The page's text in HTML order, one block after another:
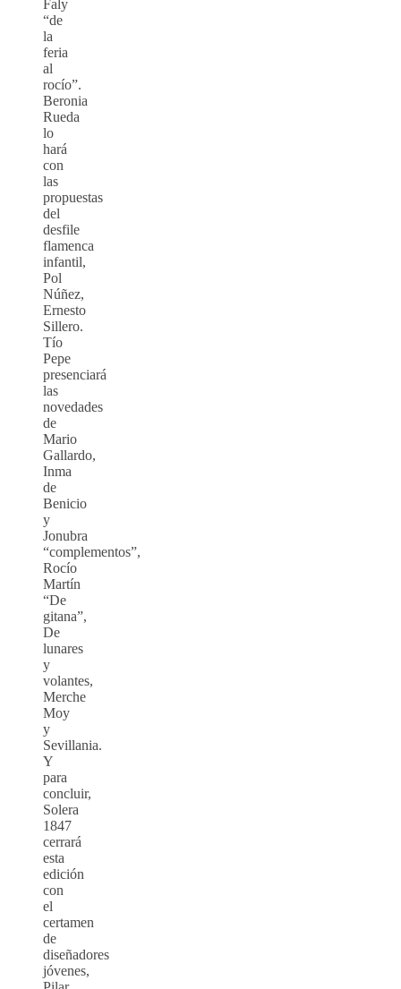
Faly
“de
la
feria
al
rocío”.
Beronia
Rueda
lo
hará
con
las
propuestas
del
desfile
flamenca
infantil,
Pol
Núñez,
Ernesto
Sillero.
Tío
Pepe
presenciará
las
novedades
de
Mario
Gallardo,
Inma
de
Benicio
y
Jonubra
“complementos”,
Rocío
Martín
“De
gitana”,
De
lunares
y
volantes,
Merche
Moy
y
Sevillania.
Y
para
concluir,
Solera
1847
cerrará
esta
edición
con
el
certamen
de
diseñadores
jóvenes,